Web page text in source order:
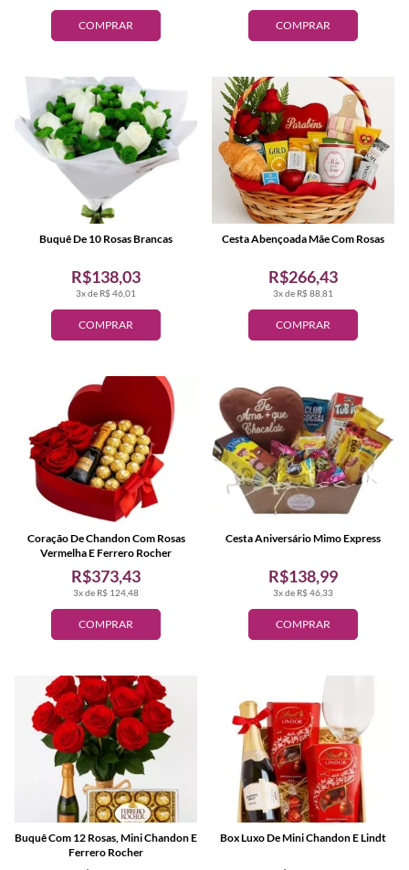
COMPRAR COMPRAR
COMPRAR
3x de R$ 46,01
R$138,03
Buquê De 10 Rosas Brancas
COMPRAR
3x de R$ 88,81
R$266,43
Cesta Abençoada Mãe Com Rosas
COMPRAR
3x de R$ 124,48
R$373,43
Coração De Chandon Com Rosas
Vermelha E Ferrero Rocher
COMPRAR
3x de R$ 46,33
R$138,99
Cesta Aniversário Mimo Express
Buquê Com 12 Rosas, Mini Chandon E
Ferrero Rocher
Box Luxo De Mini Chandon E Lindt